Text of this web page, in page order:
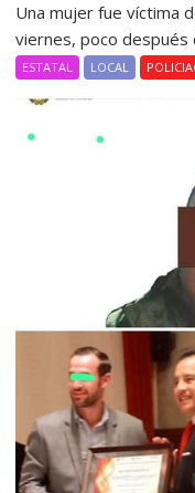
Una mujer fue víctima
viernes, poco después
ESTATAL LOCAL